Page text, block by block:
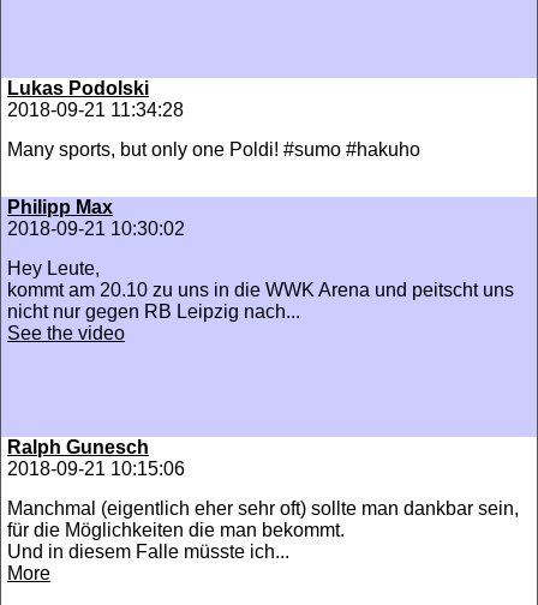
Lukas Podolski
2018-09-21 11:34:28
Many sports, but only one Poldi! #sumo #hakuho
Philipp Max
2018-09-21 10:30:02
Hey Leute,
kommt am 20.10 zu uns in die WWK Arena und peitscht uns
nicht nur gegen RB Leipzig nach...
See the video
Ralph Gunesch
2018-09-21 10:15:06
Manchmal (eigentlich eher sehr oft) sollte man dankbar sein,
für die Möglichkeiten die man bekommt.
Und in diesem Falle müsste ich...
More